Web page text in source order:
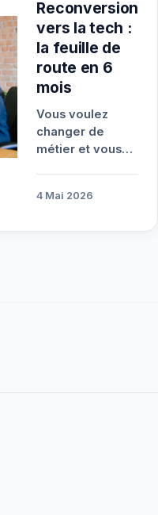
Reconversion
vers la tech :
la feuille de
route en 6
mois
Vous voulez
changer de
métier et vous
feuille de route
4 Mai 2026